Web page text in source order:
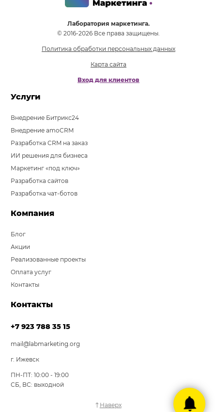
Лаборатория маркетинга.
© 2016-2026 Все права защищены.
Политика обработки персональных данных
Карта сайта
Вход для клиентов
Услуги
Внедрение Битрикс24
Внедрение amoCRM
Разработка CRM на заказ
ИИ решения для бизнеса
Маркетинг «под ключ»
Разработка сайтов
Разработка чат-ботов
Компания
Блог
Акции
Реализованные проекты
Оплата услуг
Контакты
Контакты
+7 923 788 35 15
mail@labmarketing.org
г. Ижевск
ПН-ПТ: 10:00 - 19:00
СБ, ВС: выходной
Наверх